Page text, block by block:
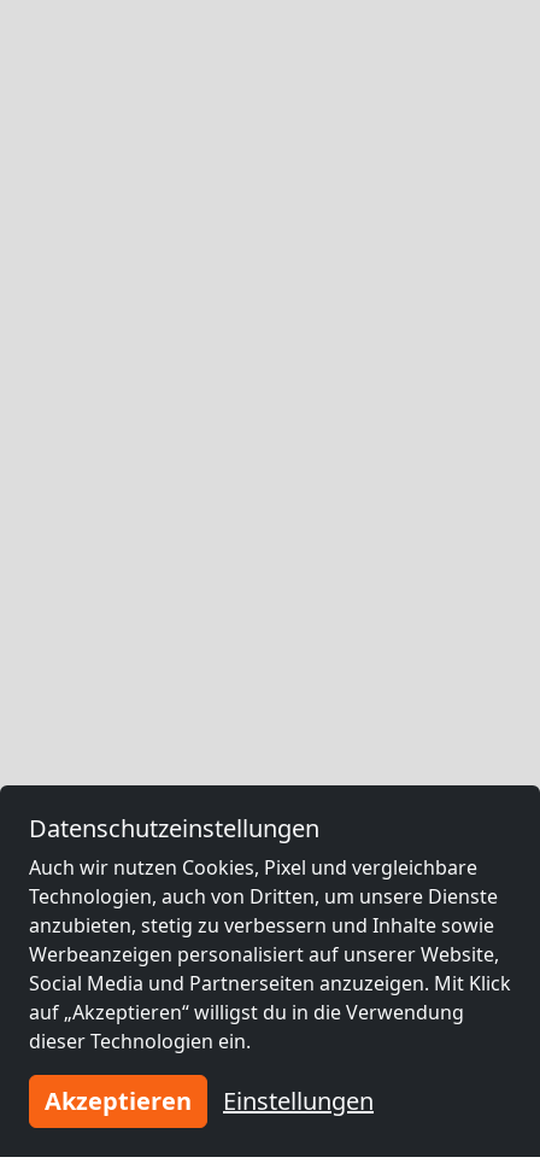
Datenschutzeinstellungen
Auch wir nutzen Cookies, Pixel und vergleichbare
Technologien, auch von Dritten, um unsere Dienste
anzubieten, stetig zu verbessern und Inhalte sowie
Werbeanzeigen personalisiert auf unserer Website,
Social Media und Partnerseiten anzuzeigen. Mit Klick
auf „Akzeptieren“ willigst du in die Verwendung
dieser Technologien ein.
Akzeptieren Einstellungen